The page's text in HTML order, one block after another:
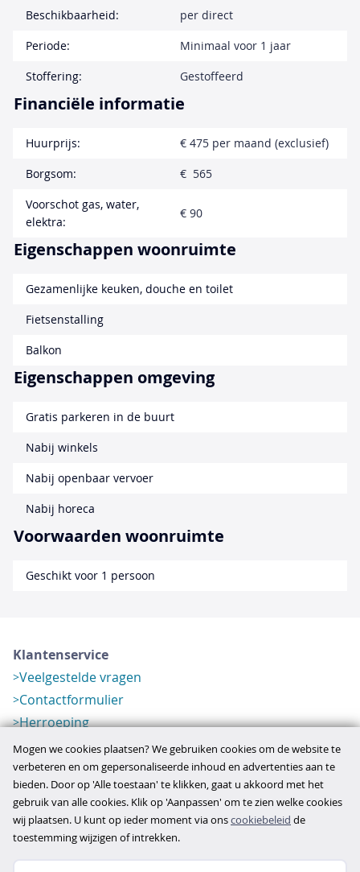
Beschikbaarheid:
per direct
Periode:
Minimaal voor 1 jaar
Stoffering:
Gestoffeerd
Financiële informatie
Huurprijs:
€ 475 per maand (exclusief)
Borgsom:
€ 565
Voorschot gas, water,
elektra:
€ 90
Eigenschappen woonruimte
Gezamenlijke keuken, douche en toilet
Fietsenstalling
Balkon
Eigenschappen omgeving
Gratis parkeren in de buurt
Nabij winkels
Nabij openbaar vervoer
Nabij horeca
Voorwaarden woonruimte
Geschikt voor 1 persoon
Klantenservice
Veelgestelde vragen
Contactformulier
Herroeping
Over ons
Bedrijfsgegevens
Werkwijze
Overzichten
Verlopen aanbod
Mogen we cookies plaatsen? We gebruiken cookies om de website te
verbeteren en om gepersonaliseerde inhoud en advertenties aan te
bieden. Door op 'Alle toestaan' te klikken, gaat u akkoord met het
gebruik van alle cookies. Klik op 'Aanpassen' om te zien welke cookies
wij plaatsen. U kunt op ieder moment via onscookiebeleid de
toestemming wijzigen of intrekken.